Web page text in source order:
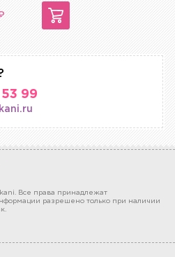
99
Все права принадлежат
разрешено только при наличии